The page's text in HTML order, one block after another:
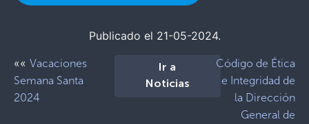
Publicado el 21-05-2024.
«« Vacaciones
Semana Santa
2024
Ir a
Noticias
Código de Ética
e Integridad de
la Dirección
General de